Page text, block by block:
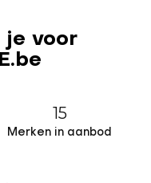
je voor
15
Merken in aanbod